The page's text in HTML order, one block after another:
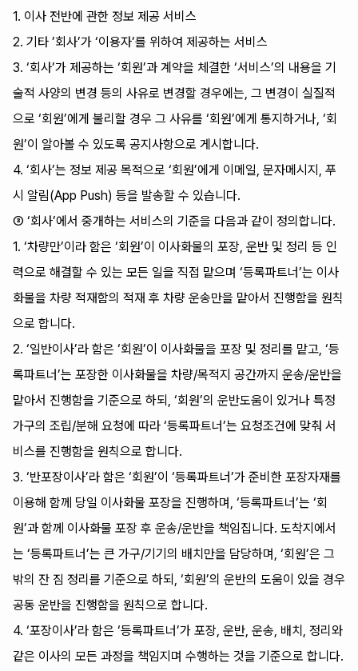
1. 이사 전반에 관한 정보 제공 서비스
2. 기타 ’회사’가 ‘이용자’를 위하여 제공하는 서비스
3. ‘회사’가 제공하는 ‘회원’과 계약을 체결한 ‘서비스’의 내용을 기
술적 사양의 변경 등의 사유로 변경할 경우에는, 그 변경이 실질적
으로 ‘회원’에게 불리할 경우 그 사유를 ‘회원’에게 통지하거나, ‘회
원’이 알아볼 수 있도록 공지사항으로 게시합니다.
4. ‘회사’는 정보 제공 목적으로 ‘회원’에게 이메일, 문자메시지, 푸
시 알림(App Push) 등을 발송할 수 있습니다.
③ ‘회사’에서 중개하는 서비스의 기준을 다음과 같이 정의합니다.
1. ‘차량만’이라 함은 ‘회원’이 이사화물의 포장, 운반 및 정리 등 인
력으로 해결할 수 있는 모든 일을 직접 맡으며 ‘등록파트너’는 이사
화물을 차량 적재함의 적재 후 차량 운송만을 맡아서 진행함을 원칙
으로 합니다.
2. ‘일반이사’라 함은 ‘회원’이 이사화물을 포장 및 정리를 맡고, ‘등
록파트너’는 포장한 이사화물을 차량/목적지 공간까지 운송/운반을
맡아서 진행함을 기준으로 하되, ‘회원’의 운반도움이 있거나 특정
가구의 조립/분해 요청에 따라 ‘등록파트너’는 요청조건에 맞춰 서
비스를 진행함을 원칙으로 합니다.
3. ‘반포장이사’라 함은 ‘회원’이 ‘등록파트너’가 준비한 포장자재를
이용해 함께 당일 이사화물 포장을 진행하며, ‘등록파트너’는 ‘회
원’과 함께 이사화물 포장 후 운송/운반을 책임집니다. 도착지에서
는 ‘등록파트너’는 큰 가구/기기의 배치만을 담당하며, ‘회원’은 그
밖의 잔 짐 정리를 기준으로 하되, ‘회원’의 운반의 도움이 있을 경우
공동 운반을 진행함을 원칙으로 합니다.
4. ‘포장이사’라 함은 ‘등록파트너’가 포장, 운반, 운송, 배치, 정리와
같은 이사의 모든 과정을 책임지며 수행하는 것을 기준으로 합니다.